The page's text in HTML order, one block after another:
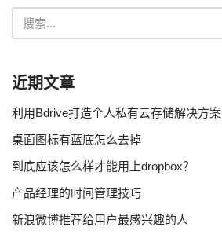
近期文章
利用Bdrive打造个人私有云存储解决方案
桌面图标有蓝底怎么去掉
到底应该怎么样才能用上dropbox？
产品经理的时间管理技巧
新浪微博推荐给用户最感兴趣的人